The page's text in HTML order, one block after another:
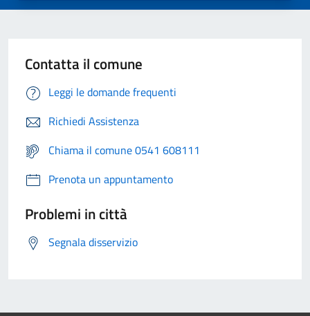
Contatta il comune
Leggi le domande frequenti
Richiedi Assistenza
Chiama il comune 0541 608111
Prenota un appuntamento
Problemi in città
Segnala disservizio